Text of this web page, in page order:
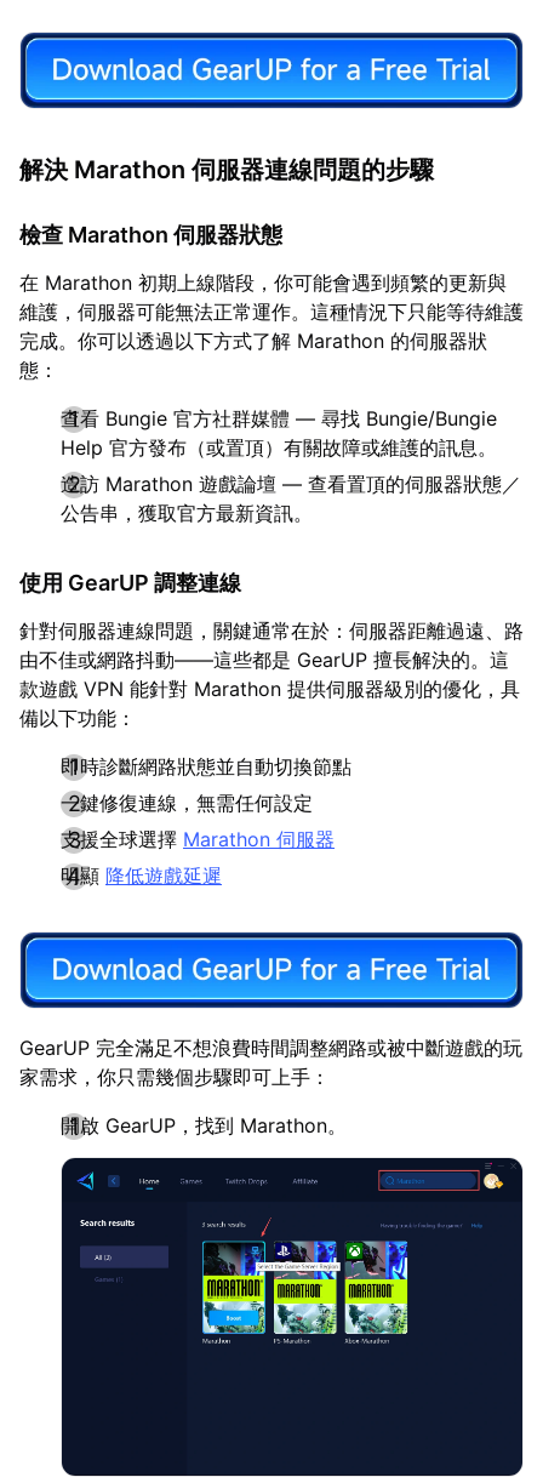
解決 Marathon 伺服器連線問題的步驟
檢查 Marathon 伺服器狀態
在 Marathon 初期上線階段，你可能會遇到頻繁的更新與
維護，伺服器可能無法正常運作。這種情況下只能等待維護
完成。你可以透過以下方式了解 Marathon 的伺服器狀
態：
查看 Bungie 官方社群媒體 — 尋找 Bungie/Bungie
Help 官方發布（或置頂）有關故障或維護的訊息。
造訪 Marathon 遊戲論壇 — 查看置頂的伺服器狀態／
公告串，獲取官方最新資訊。
使用 GearUP 調整連線
針對伺服器連線問題，關鍵通常在於：伺服器距離過遠、路
由不佳或網路抖動——這些都是 GearUP 擅長解決的。這
款遊戲 VPN 能針對 Marathon 提供伺服器級別的優化，具
備以下功能：
即時診斷網路狀態並自動切換節點
一鍵修復連線，無需任何設定
支援全球選擇 Marathon 伺服器
明顯 降低遊戲延遲
GearUP 完全滿足不想浪費時間調整網路或被中斷遊戲的玩
家需求，你只需幾個步驟即可上手：
開啟 GearUP，找到 Marathon。